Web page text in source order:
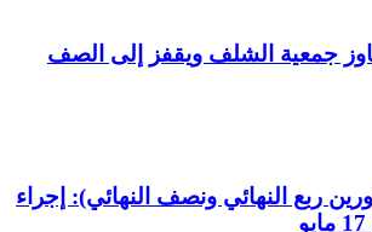
جمعية الشلف ويقفز إلى الصف
ربع النهائي ونصف النهائي): إجراء